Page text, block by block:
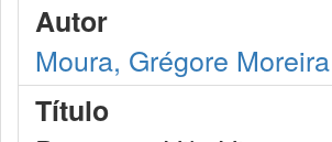
Autor
Moura, Grégore
Título